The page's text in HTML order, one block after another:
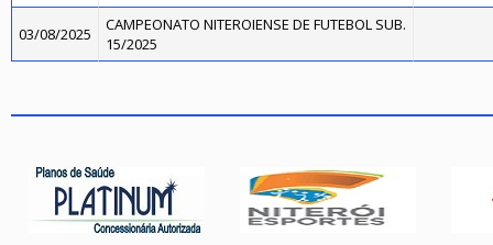
03/08/2025
CAMPEONATO NITEROIENSE DE FUTEBOL SUB.
15/2025